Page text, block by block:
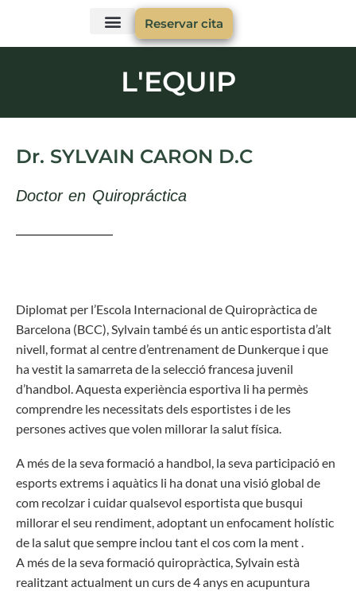
Reservar cita
L'EQUIP
Dr. SYLVAIN CARON D.C
Doctor en Quiropráctica
Diplomat per l’Escola Internacional de Quiropràctica de
Barcelona (BCC), Sylvain també és un antic esportista d’alt
nivell, format al centre d’entrenament de Dunkerque i que
ha vestit la samarreta de la selecció francesa juvenil
d’handbol. Aquesta experiència esportiva li ha permès
comprendre les necessitats dels esportistes i de les
persones actives que volen millorar la salut física.
A més de la seva formació a handbol, la seva participació en
esports extrems i aquàtics li ha donat una visió global de
com recolzar i cuidar qualsevol esportista que busqui
millorar el seu rendiment, adoptant un enfocament holístic
de la salut que sempre inclou tant el cos com la ment .
A més de la seva formació quiropràctica, Sylvain està
realitzant actualment un curs de 4 anys en acupuntura